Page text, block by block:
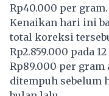
Rp40.000 per gram.
Kenaikan hari ini
total koreksi
Rp2.859.000 pada
Rp89.000 per gram
ditempuh sebelum